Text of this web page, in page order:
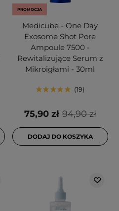
PROMOCJA
Medicube - One Day
Exosome Shot Pore
Ampoule 7500 -
Rewitalizujące Serum z
Mikroigłami - 30ml
19
94,90 zł
75,90 zł
DODAJ DO KOSZYKA